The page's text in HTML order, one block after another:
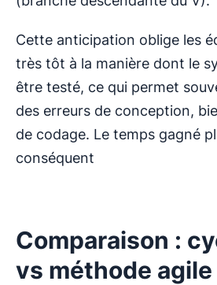
Cette anticipation oblige les
très tôt à la manière dont le
être testé, ce qui permet
des erreurs de conception,
de codage. Le temps gagné
conséquent
Comparaison :
vs méthode agile